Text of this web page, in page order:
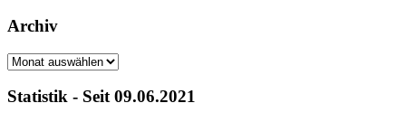
Archiv
Archiv
Statistik - Seit 09.06.2021